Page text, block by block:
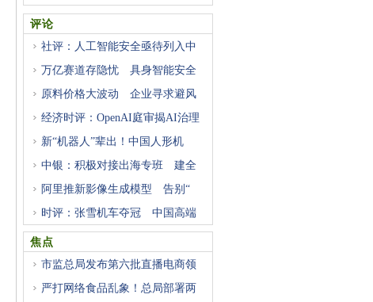
评论
社评：人工智能安全亟待列入中
万亿赛道存隐忧 具身智能安全
原料价格大波动 企业寻求避风
经济时评：OpenAI庭审揭AI治理
新“机器人”辈出！中国人形机
中银：积极对接出海专班 建全
阿里推新影像生成模型 告别“
时评：张雪机车夺冠 中国高端
焦点
市监总局发布第六批直播电商领
严打网络食品乱象！总局部署两